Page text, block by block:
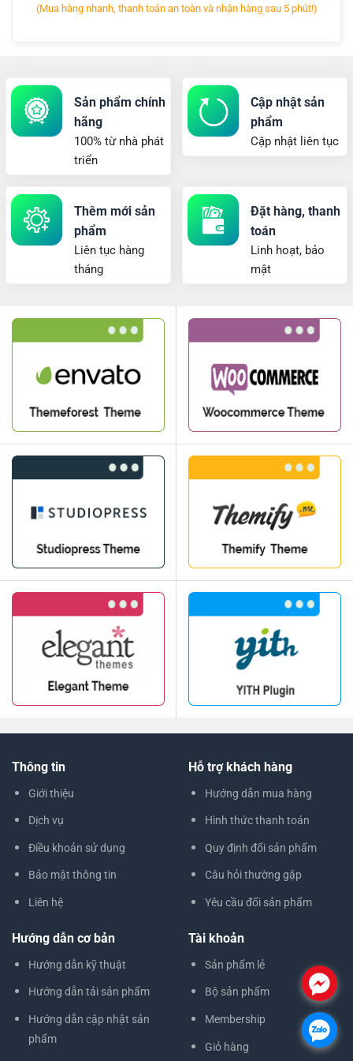
(Mua hàng nhanh, thanh toán an toàn và nhận hàng sau 5 phút!)
Sản phẩm chính
hãng
100% từ nhà phát
triển
Cập nhật sản
phẩm
Cập nhật liên tục
Thêm mới sản
phẩm
Liên tục hàng
tháng
Đặt hàng, thanh
toán
Linh hoạt, bảo
mật
Thông tin
Giới thiệu
Dịch vụ
Điều khoản sử dụng
Bảo mật thông tin
Liên hệ
Hỗ trợ khách hàng
Hướng dẫn mua hàng
Hình thức thanh toán
Quy định đổi sản phẩm
Câu hỏi thường gặp
Yêu cầu đổi sản phẩm
Hướng dẫn cơ bản
Hướng dẫn kỹ thuật
Hướng dẫn tải sản phẩm
Hướng dẫn cập nhật sản
phẩm
Tài khoản
Sản phẩm lẻ
Bộ sản phẩm
Membership
Giỏ hàng
.
.